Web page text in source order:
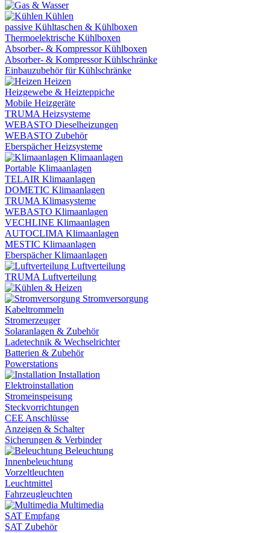
Kühlen
passive Kühltaschen & Kühlboxen
Thermoelektrische Kühlboxen
Absorber- & Kompressor Kühlboxen
Absorber- & Kompressor Kühlschränke
Einbauzubehör für Kühlschränke
Heizen
Heizgewebe & Heizteppiche
Mobile Heizgeräte
TRUMA Heizsysteme
WEBASTO Dieselheizungen
WEBASTO Zubehör
Eberspächer Heizsysteme
Klimaanlagen
Portable Klimaanlagen
TELAIR Klimaanlagen
DOMETIC Klimaanlagen
TRUMA Klimasysteme
WEBASTO Klimaanlagen
VECHLINE Klimaanlagen
AUTOCLIMA Klimaanlagen
MESTIC Klimaanlagen
Eberspächer Klimaanlagen
Luftverteilung
TRUMA Luftverteilung
Stromversorgung
Kabeltrommeln
Stromerzeuger
Solaranlagen & Zubehör
Ladetechnik & Wechselrichter
Batterien & Zubehör
Powerstations
Installation
Elektroinstallation
Stromeinspeisung
Steckvorrichtungen
CEE Anschlüsse
Anzeigen & Schalter
Sicherungen & Verbinder
Beleuchtung
Innenbeleuchtung
Vorzeltleuchten
Leuchtmittel
Fahrzeugleuchten
Multimedia
SAT Empfang
SAT Zubehör